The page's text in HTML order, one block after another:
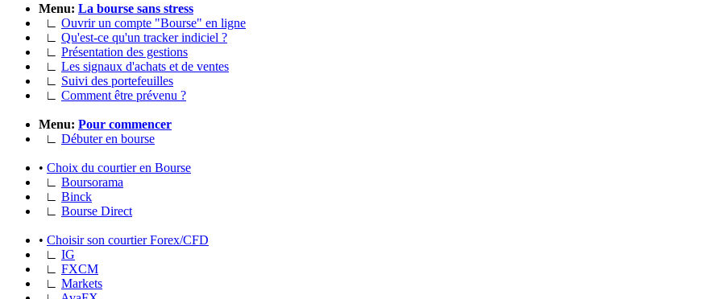
Menu: La bourse sans stress
∟ Ouvrir un compte "Bourse" en ligne
∟ Qu'est-ce qu'un tracker indiciel ?
∟ Présentation des gestions
∟ Les signaux d'achats et de ventes
∟ Suivi des portefeuilles
∟ Comment être prévenu ?
Menu: Pour commencer
∟ Débuter en bourse
• Choix du courtier en Bourse
∟ Boursorama
∟ Binck
∟ Bourse Direct
• Choisir son courtier Forex/CFD
∟ IG
∟ FXCM
∟ Markets